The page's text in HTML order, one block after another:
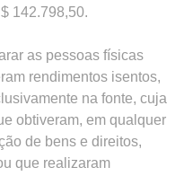
142.798,50.
as pessoas físicas
rendimentos isentos,
na fonte, cuja
obtiveram, em qualquer
de bens e direitos,
que realizaram